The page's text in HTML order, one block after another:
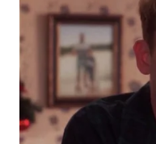
SIMALUNGUN
WN
LABUHANBATU